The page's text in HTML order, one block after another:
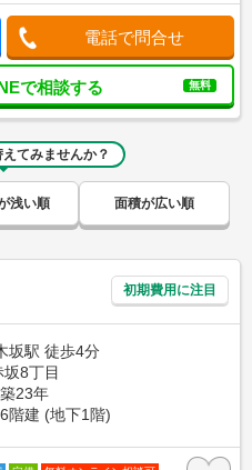
電話で問合せ
で相談する 無料
てみませんか？
浅い順 面積が広い順
初期費用に注目
坂駅 徒歩4分
8丁目
築23年
6階建 (地下1階)